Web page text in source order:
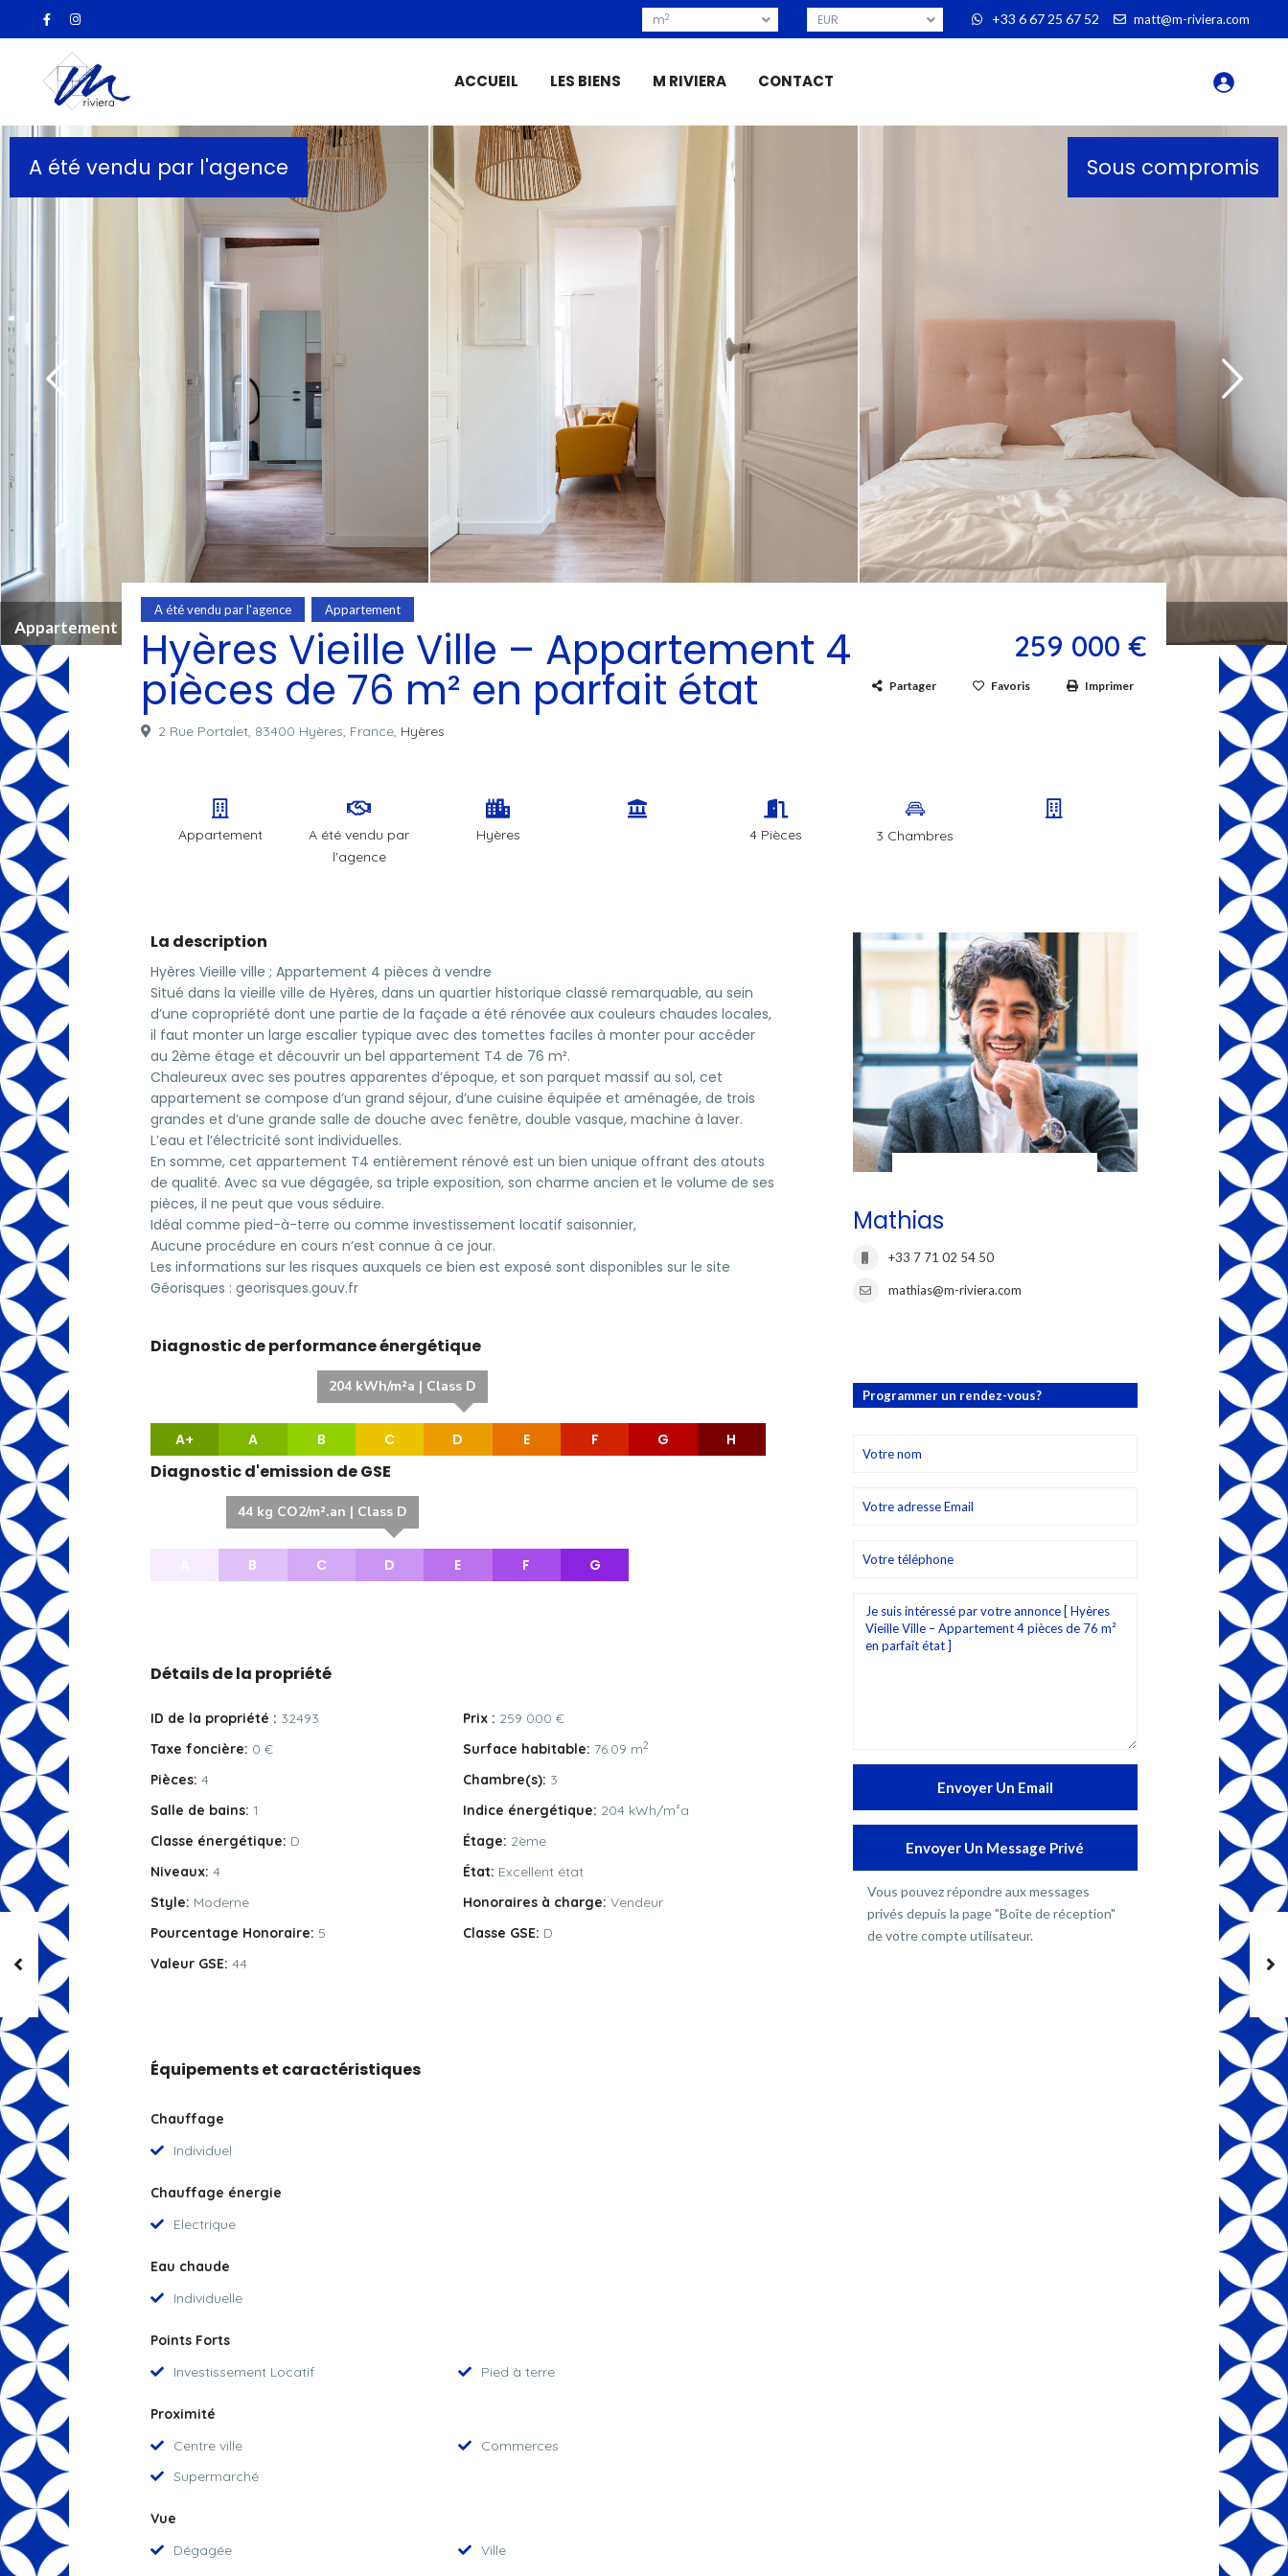
m2 EUR +33 6 67 25 67 52 matt@m-riviera.com
ACCUEIL LES BIENS M RIVIERA CONTACT
Description
Sous compromis
A été vendu par l'agence
Appartement Hyères
A été vendu par l'agence Appartement
Hyères Vieille Ville – Appartement 4
pièces de 76 m² en parfait état
259 000 €
2 Rue Portalet, 83400 Hyères, France, Hyères
Partager Favoris Imprimer
Appartement
A été vendu par
l'agence
Hyères 4 Pièces 3 Chambres
La description
Hyères Vieille ville ; Appartement 4 pièces à vendre
Situé dans la vieille ville de Hyères, dans un quartier historique classé remarquable, au sein
d’une copropriété dont une partie de la façade a été rénovée aux couleurs chaudes locales,
il faut monter un large escalier typique avec des tomettes faciles à monter pour accéder
au 2ème étage et découvrir un bel appartement T4 de 76 m².
Chaleureux avec ses poutres apparentes d’époque, et son parquet massif au sol, cet
appartement se compose d’un grand séjour, d’une cuisine équipée et aménagée, de trois
grandes et d’une grande salle de douche avec fenêtre, double vasque, machine à laver.
L’eau et l’électricité sont individuelles.
En somme, cet appartement T4 entièrement rénové est un bien unique offrant des atouts
de qualité. Avec sa vue dégagée, sa triple exposition, son charme ancien et le volume de ses
pièces, il ne peut que vous séduire.
Idéal comme pied-à-terre ou comme investissement locatif saisonnier,
Aucune procédure en cours n’est connue à ce jour.
Les informations sur les risques auxquels ce bien est exposé sont disponibles sur le site
Géorisques : georisques.gouv.fr
Diagnostic de performance énergétique
A+ A B C
204 kWh/m²a | Class D
D E F G H
Diagnostic d'emission de GSE
B C
44 kg CO2/m².an | Class D
D E F G
Détails de la propriété
ID de la propriété : 32493 Prix : 259 000 €
Taxe foncière: 0 € Surface habitable: 76.09 m2
Pièces: 4 Chambre(s): 3
Salle de bains: 1 Indice énergétique: 204 kWh/m²a
Classe énergétique: D Étage: 2ème
Niveaux: 4 État: Excellent état
Style: Moderne Honoraires à charge: Vendeur
Pourcentage Honoraire: 5 Classe GSE: D
Valeur GSE: 44
Équipements et caractéristiques
Chauffage
Individuel
Chauffage énergie
Electrique
Eau chaude
Individuelle
Points Forts
Investissement Locatif
Pied à terre
Proximité
Centre ville
Commerces
Supermarché
Vue
Dégagée
Ville
Mathias
+33 7 71 02 54 50
mathias@m-riviera.com
Programmer un rendez-vous?
Vous pouvez répondre aux messages
privés depuis la page "Boîte de réception"
de votre compte utilisateur.